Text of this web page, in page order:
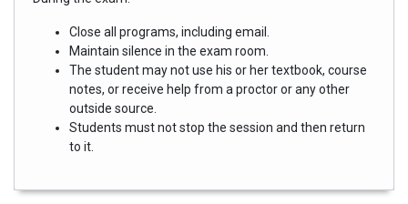
Close all programs, including email.
Maintain silence in the exam room.
The student may not use his or her textbook, course
notes, or receive help from a proctor or any other
outside source.
Students must not stop the session and then return
to it.